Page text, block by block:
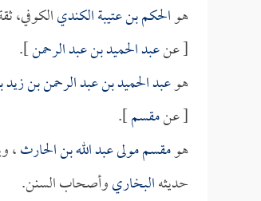
هوالحكم بن عتيبة الكنديالكوفي،
[ عنعبد الحميد بن عبد الرحمن].
هوعبد الحميد بن عبد الرحمن بن
[ عنمقسم].
هومقسم مولى عبد الله بن الحارث،
حديثهالبخاريوأصحاب السنن.